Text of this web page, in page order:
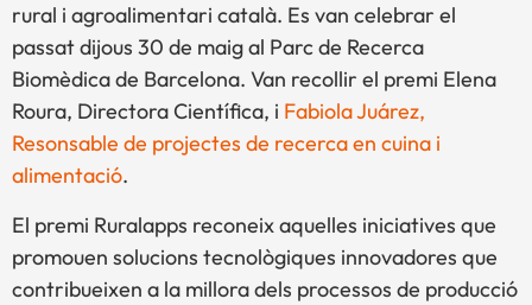
rural i agroalimentari català. Es van celebrar el
passat dijous 30 de maig al Parc de Recerca
Biomèdica de Barcelona. Van recollir el premi Elena
Roura, Directora Científica, i Fabiola Juárez,
Resonsable de projectes de recerca en cuina i
alimentació.
El premi Ruralapps reconeix aquelles iniciatives que
promouen solucions tecnològiques innovadores que
contribueixen a la millora dels processos de producció